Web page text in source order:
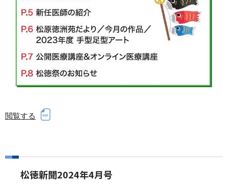
閲覧する
松徳新聞2024年4月号